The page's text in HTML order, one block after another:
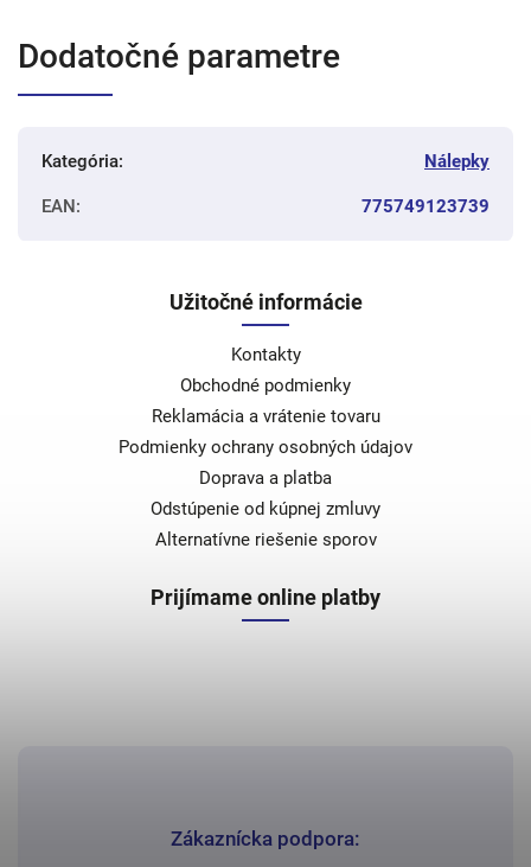
Dodatočné parametre
Kategória: Nálepky
EAN: 775749123739
Zákaznícka podpora:
Užitočné informácie
Kontakty
Obchodné podmienky
Reklamácia a vrátenie tovaru
Podmienky ochrany osobných údajov
Doprava a platba
Odstúpenie od kúpnej zmluvy
Alternatívne riešenie sporov
Prijímame online platby